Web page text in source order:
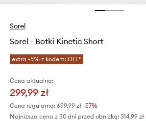
Sorel
Sorel - Botki Kinetic Short
extra -5% z kodem: OFF*
Cena aktualna:
299,99 zł
Cena regularna: 699,99 zł -57%
Najniższa cena z 30 dni przed obniżką: 314,99 zł